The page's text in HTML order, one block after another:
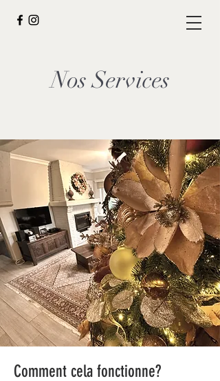
Nos Services
Comment cela fonctionne?